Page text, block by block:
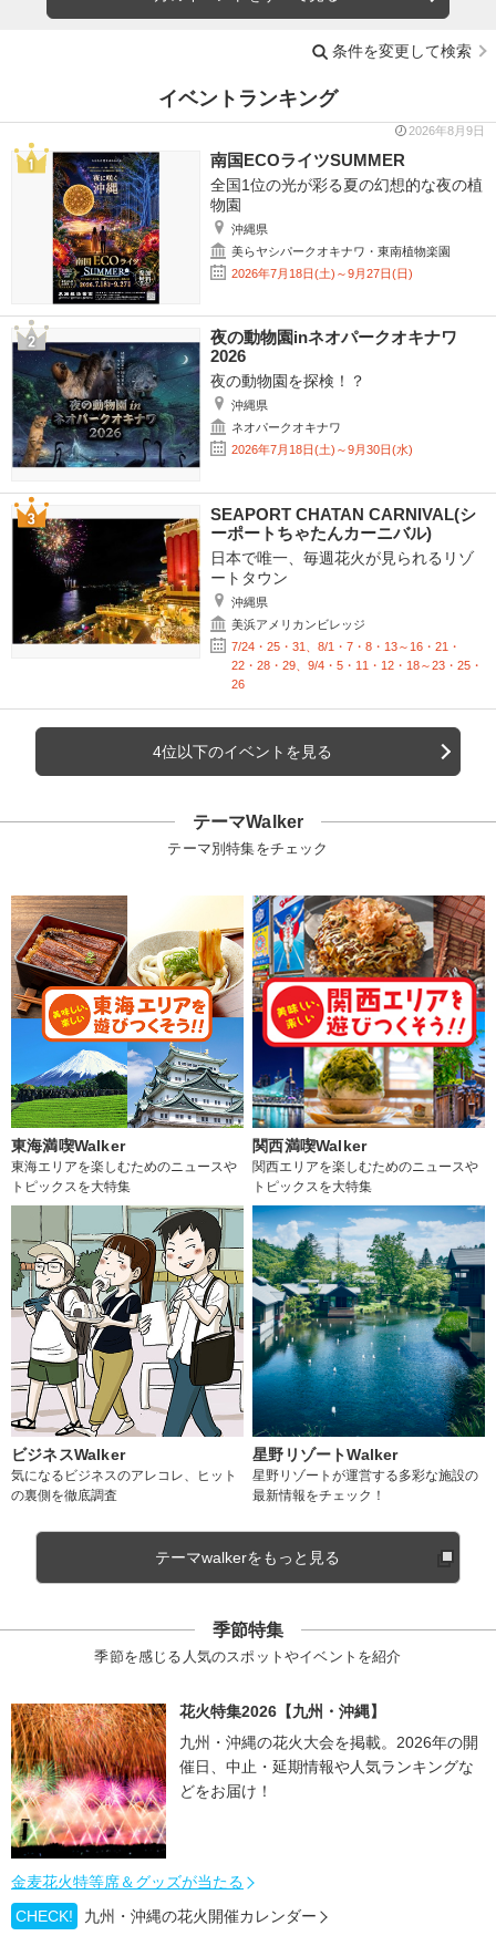
条件を変更して検索
イベントランキング
2026年8月9日
南国ECOライツSUMMER
全国1位の光が彩る夏の幻想的な夜の植
物園
沖縄県
美らヤシパークオキナワ・東南植物楽園
2026年7月18日(土)～9月27日(日)
夜の動物園inネオパークオキナワ
2026
夜の動物園を探検！？
沖縄県
ネオパークオキナワ
2026年7月18日(土)～9月30日(水)
SEAPORT CHATAN CARNIVAL(シ
ーポートちゃたんカーニバル)
日本で唯一、毎週花火が見られるリゾ
ートタウン
沖縄県
美浜アメリカンビレッジ
7/24・25・31、8/1・7・8・13～16・21・
22・28・29、9/4・5・11・12・18～23・25・
26
4位以下のイベントを見る
テーマWalker
テーマ別特集をチェック
東海満喫Walker
東海エリアを楽しむためのニュースや
トピックスを大特集
関西満喫Walker
関西エリアを楽しむためのニュースや
トピックスを大特集
ビジネスWalker
気になるビジネスのアレコレ、ヒット
の裏側を徹底調査
星野リゾートWalker
星野リゾートが運営する多彩な施設の
最新情報をチェック！
テーマwalkerをもっと見る
季節特集
季節を感じる人気のスポットやイベントを紹介
花火特集2026【九州・沖縄】
九州・沖縄の花火大会を掲載。2026年の開
催日、中止・延期情報や人気ランキングな
どをお届け！
金麦花火特等席＆グッズが当たる
CHECK!
九州・沖縄の花火開催カレンダー